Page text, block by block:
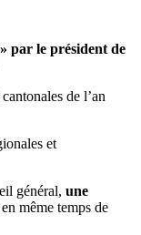
par le président de
de l’an
et
général, une
même temps de